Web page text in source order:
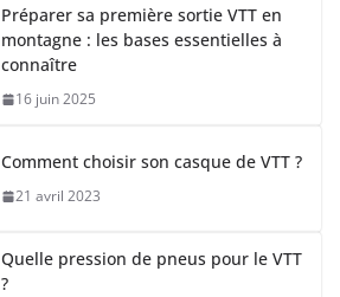
Préparer sa première sortie VTT en
montagne : les bases essentielles à
connaître
16 juin 2025
Comment choisir son casque de VTT ?
21 avril 2023
Quelle pression de pneus pour le VTT
?